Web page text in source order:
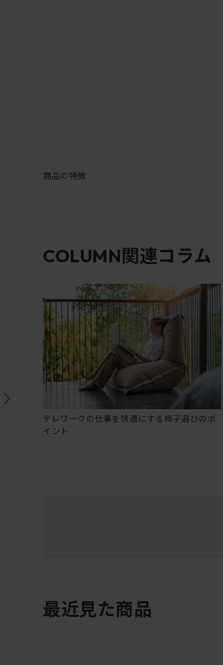
商品の特徴
COLUMN関連コラム
テレワークの仕事を快適にする椅子選びのポ
イント
最近見た商品